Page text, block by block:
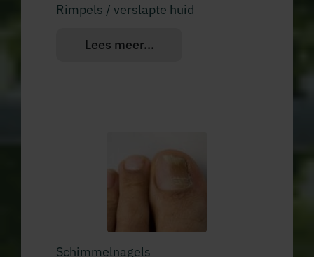
Rimpels / verslapte huid
Lees meer...
Schimmelnagels